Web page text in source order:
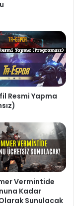
Resmi Yapma
Vermintide
Kadar
Sunulacak